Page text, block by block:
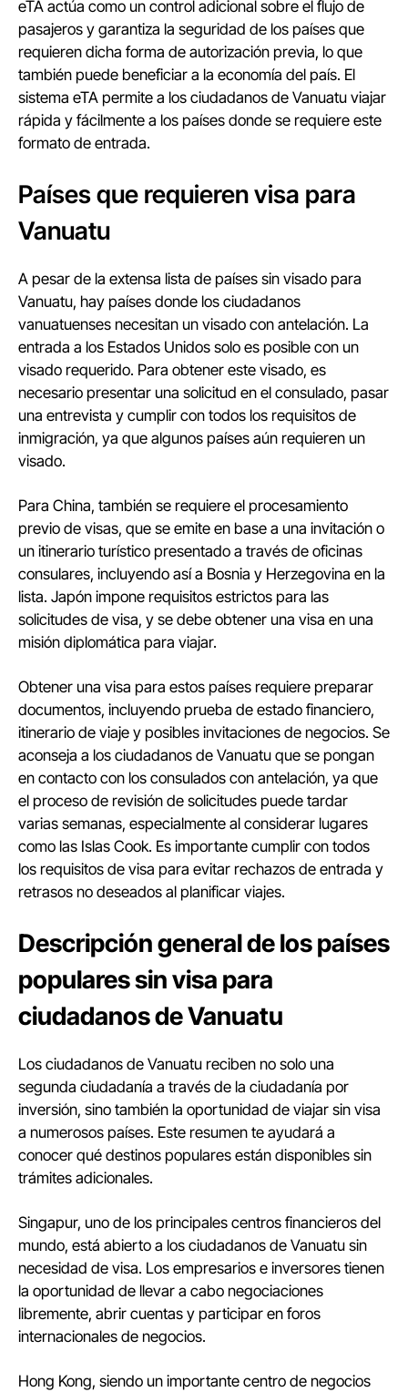
eTA actúa como un control adicional sobre el flujo de
pasajeros y garantiza la seguridad de los países que
requieren dicha forma de autorización previa, lo que
también puede beneficiar a la economía del país. El
sistema eTA permite a los ciudadanos de Vanuatu viajar
rápida y fácilmente a los países donde se requiere este
formato de entrada.
Países que requieren visa para
Vanuatu
A pesar de la extensa lista de países sin visado para
Vanuatu, hay países donde los ciudadanos
vanuatuenses necesitan un visado con antelación. La
entrada a los Estados Unidos solo es posible con un
visado requerido. Para obtener este visado, es
necesario presentar una solicitud en el consulado, pasar
una entrevista y cumplir con todos los requisitos de
inmigración, ya que algunos países aún requieren un
visado.
Para China, también se requiere el procesamiento
previo de visas, que se emite en base a una invitación o
un itinerario turístico presentado a través de oficinas
consulares, incluyendo así a Bosnia y Herzegovina en la
lista. Japón impone requisitos estrictos para las
solicitudes de visa, y se debe obtener una visa en una
misión diplomática para viajar.
Obtener una visa para estos países requiere preparar
documentos, incluyendo prueba de estado financiero,
itinerario de viaje y posibles invitaciones de negocios. Se
aconseja a los ciudadanos de Vanuatu que se pongan
en contacto con los consulados con antelación, ya que
el proceso de revisión de solicitudes puede tardar
varias semanas, especialmente al considerar lugares
como las Islas Cook. Es importante cumplir con todos
los requisitos de visa para evitar rechazos de entrada y
retrasos no deseados al planificar viajes.
Descripción general de los países
populares sin visa para
ciudadanos de Vanuatu
Los ciudadanos de Vanuatu reciben no solo una
segunda ciudadanía a través de la ciudadanía por
inversión, sino también la oportunidad de viajar sin visa
a numerosos países. Este resumen te ayudará a
conocer qué destinos populares están disponibles sin
trámites adicionales.
Singapur, uno de los principales centros financieros del
mundo, está abierto a los ciudadanos de Vanuatu sin
necesidad de visa. Los empresarios e inversores tienen
la oportunidad de llevar a cabo negociaciones
libremente, abrir cuentas y participar en foros
internacionales de negocios.
Hong Kong, siendo un importante centro de negocios